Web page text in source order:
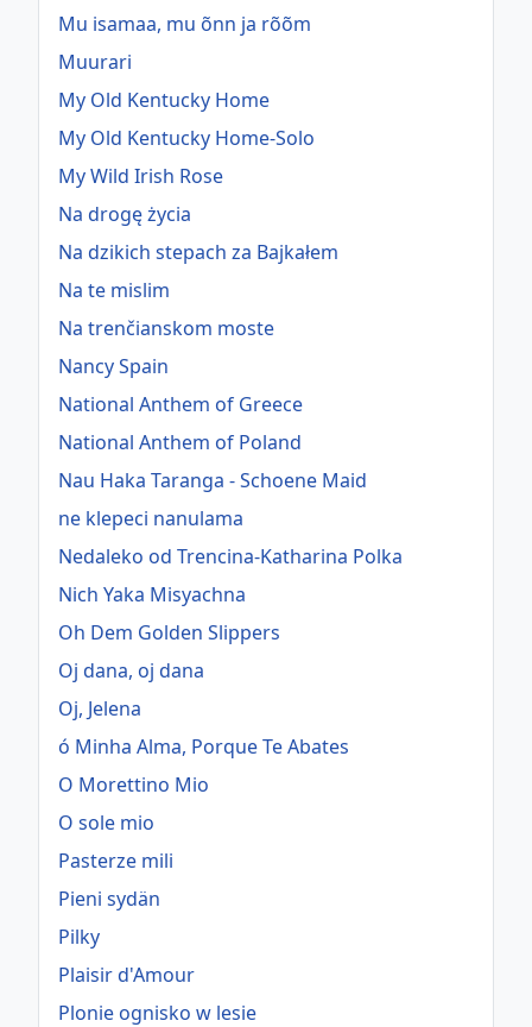
Mu isamaa, mu õnn ja rõõm
Muurari
My Old Kentucky Home
My Old Kentucky Home-Solo
My Wild Irish Rose
Na drogę życia
Na dzikich stepach za Bajkałem
Na te mislim
Na trenčianskom moste
Nancy Spain
National Anthem of Greece
National Anthem of Poland
Nau Haka Taranga - Schoene Maid
ne klepeci nanulama
Nedaleko od Trencina-Katharina Polka
Nich Yaka Misyachna
Oh Dem Golden Slippers
Oj dana, oj dana
Oj, Jelena
ó Minha Alma, Porque Te Abates
O Morettino Mio
O sole mio
Pasterze mili
Pieni sydän
Pilky
Plaisir d'Amour
Plonie ognisko w lesie